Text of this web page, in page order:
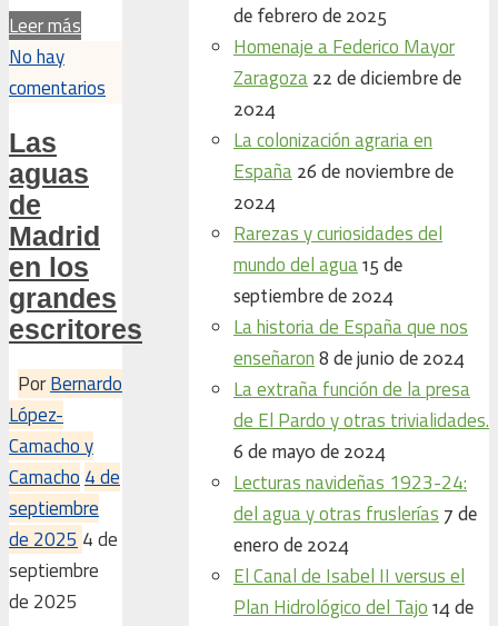
Leer más
No hay
comentarios
Las
aguas
de
Madrid
en los
grandes
escritores
PorBernardo
López-
Camacho y
Camacho 4 de
septiembre
de 2025 4 de
septiembre
de 2025
de febrero de 2025
Homenaje a Federico Mayor
Zaragoza 22 de diciembre de
2024
La colonización agraria en
España 26 de noviembre de
2024
Rarezas y curiosidades del
mundo del agua 15 de
septiembre de 2024
La historia de España que nos
enseñaron 8 de junio de 2024
La extraña función de la presa
de El Pardo y otras trivialidades.
6 de mayo de 2024
Lecturas navideñas 1923-24:
del agua y otras fruslerías 7 de
enero de 2024
El Canal de Isabel II versus el
Plan Hidrológico del Tajo 14 de